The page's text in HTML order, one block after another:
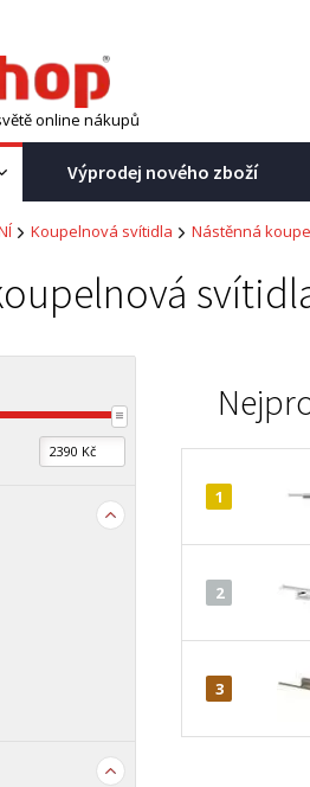
online nákupů
Výprodej nového zboží
Koupelnová svítidla Nástěnná
1
2
3